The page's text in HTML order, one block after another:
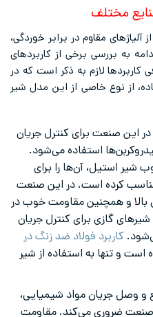
مختلف
مقاوم در برابر خوردگی،
به بررسی برخی از کاربردهای
لازم به ذکر است که در
از نوع خاصی از این مدل شیر
در این صنعت برای کنترل جریان
استفاده می‌شود.
استیل، آن‌ها را برای
کرده است. در این صنعت
بالا و همچنین مقاومت خوب در
گازی برای کنترل جریان
کاربرد فولاد ضد زنگ در
است و تنها به استفاده از شیر
و وصل جریان مواد شیمیایی،
صنعت ضروری می‌کند. مقاومت